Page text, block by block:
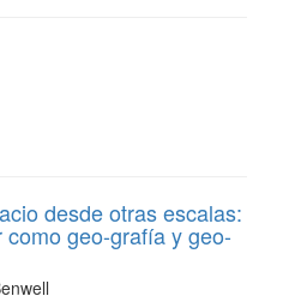
desde otras escalas:
geo-grafía y geo-